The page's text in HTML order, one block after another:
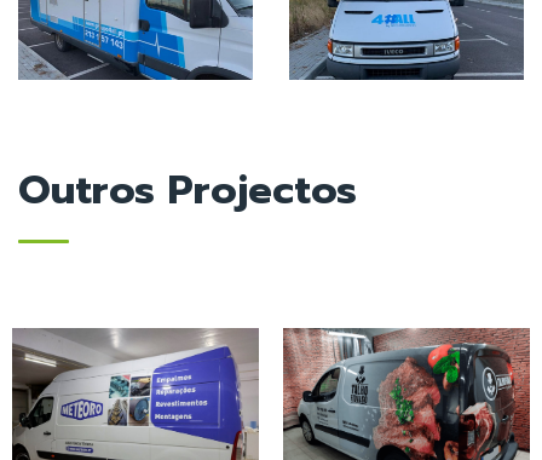
Outros Projectos